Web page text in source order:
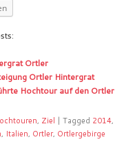
Ortler
Ortler Hintergrat
Hochtour auf den Ortler
, Ziel | Tagged 2014,
, Italien, Ortler, Ortlergebirge